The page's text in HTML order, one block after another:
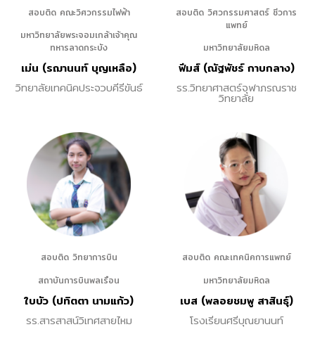
สอบติด คณะวิศวกรรมไฟฟ้า
มหาวิทยาลัยพระจอมเกล้าเจ้าคุณ
ทหารลาดกระบัง
เม่น (รฌานนท์ บุญเหลือ)
วิทยาลัยเทคนิคประจวบคีรีขันธ์
สอบติด วิศวกรรมศาสตร์ ชีวการ
แพทย์
มหาวิทยาลัยมหิดล
ฟีมส์ (ณัฐพัชร์ กาบกลาง)
รร.วิทยาศาสตร์จุฬาภรณราช
วิทยาลัย
สอบติด วิทยาการบิน
สถาบันการบินพลเรือน
ใบบัว (ปทิตตา นามแก้ว)
รร.สารสาสน์วิเทศสายไหม
สอบติด คณะเทคนิคการแพทย์
มหาวิทยาลัยมหิดล
เบส (พลอยชมพู สาสินธุ์)
โรงเรียนศรีบุณยานนท์